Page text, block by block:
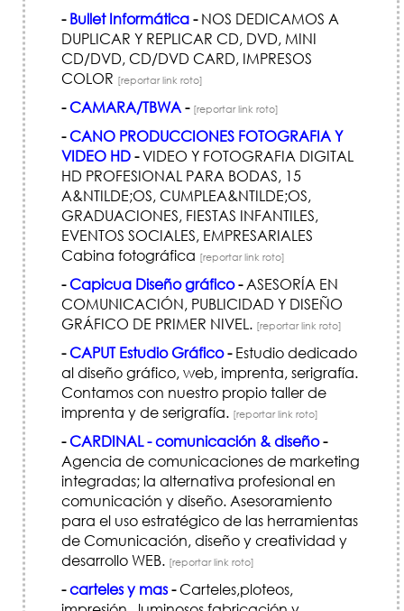
- Bullet Informática-NOS DEDICAMOS A
DUPLICAR Y REPLICAR CD, DVD, MINI
CD/DVD, CD/DVD CARD, IMPRESOS
COLOR [reportar link roto]
-CAMARA/TBWA- [reportar link roto]
-CANO PRODUCCIONES FOTOGRAFIA Y
VIDEO HD-VIDEO Y FOTOGRAFIA DIGITAL
HD PROFESIONAL PARA BODAS, 15
A&NTILDE;OS, CUMPLEA&NTILDE;OS,
GRADUACIONES, FIESTAS INFANTILES,
EVENTOS SOCIALES, EMPRESARIALES
Cabina fotográfica [reportar link roto]
-Capicua Diseño gráfico-ASESORÍ­A EN
COMUNICACIÓN, PUBLICIDAD Y DISEÑO
GRÁFICO DE PRIMER NIVEL. [reportar link roto]
-CAPUT Estudio Gráfico-Estudio dedicado
al diseño gráfico, web, imprenta, serigrafía.
Contamos con nuestro propio taller de
imprenta y de serigrafía. [reportar link roto]
-CARDINAL - comunicación & diseño-
Agencia de comunicaciones de marketing
integradas; la alternativa profesional en
comunicación y diseño. Asesoramiento
para el uso estratégico de las herramientas
de Comunicación, diseño y creatividad y
desarrollo WEB. [reportar link roto]
-carteles y mas-Carteles,ploteos,